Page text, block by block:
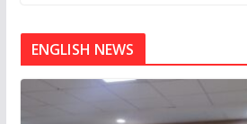
ENGLISH NEWS